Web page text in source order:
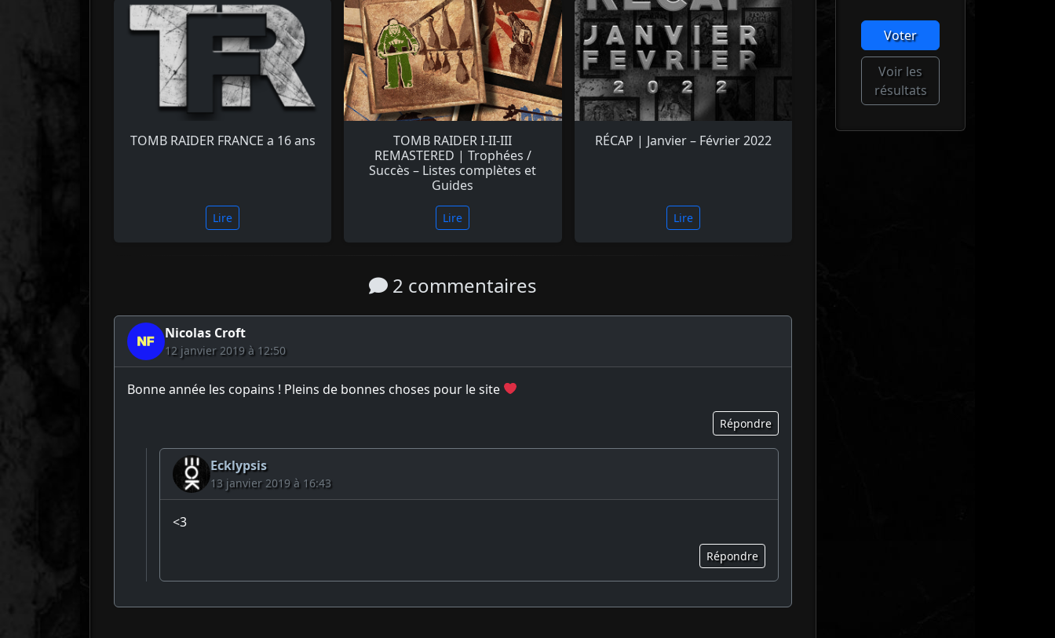
TOMB RAIDER FRANCE a 16 ans
Lire
TOMB RAIDER I-II-III
REMASTERED | Trophées /
Succès – Listes complètes et
Guides
Lire
RÉCAP | Janvier – Février 2022
Lire
2 commentaires
Nicolas Croft
12 janvier 2019 à 12:50
Bonne année les copains ! Pleins de bonnes choses pour le site
Répondre
Ecklypsis
13 janvier 2019 à 16:43
<3
Répondre
Voter
Voir les
résultats